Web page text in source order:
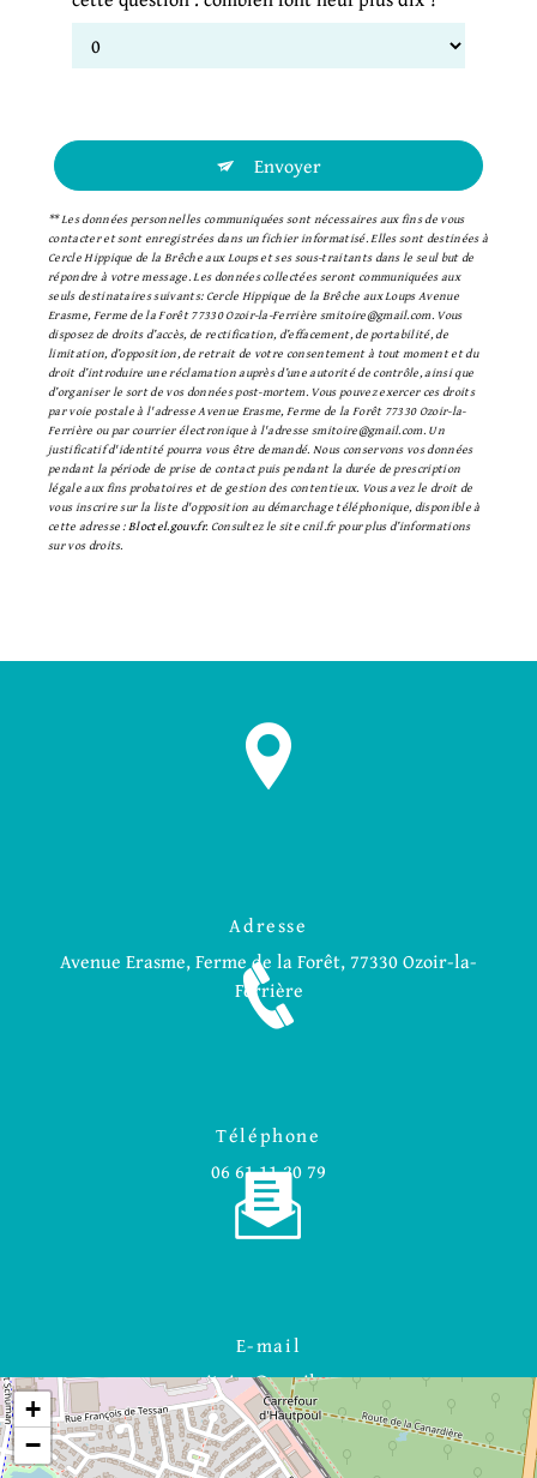
Envoyer
** Les données personnelles communiquées sont nécessaires aux fins de vous
contacter et sont enregistrées dans un fichier informatisé. Elles sont destinées à
Cercle Hippique de la Brêche aux Loups et ses sous-traitants dans le seul but de
répondre à votre message. Les données collectées seront communiquées aux
seuls destinataires suivants: Cercle Hippique de la Brêche aux Loups Avenue
Erasme, Ferme de la Forêt 77330 Ozoir-la-Ferrière smitoire@gmail.com. Vous
disposez de droits d’accès, de rectification, d’effacement, de portabilité, de
limitation, d’opposition, de retrait de votre consentement à tout moment et du
droit d’introduire une réclamation auprès d’une autorité de contrôle, ainsi que
d’organiser le sort de vos données post-mortem. Vous pouvez exercer ces droits
par voie postale à l'adresse Avenue Erasme, Ferme de la Forêt 77330 Ozoir-la-
Ferrière ou par courrier électronique à l'adresse smitoire@gmail.com. Un
justificatif d'identité pourra vous être demandé. Nous conservons vos données
pendant la période de prise de contact puis pendant la durée de prescription
légale aux fins probatoires et de gestion des contentieux. Vous avez le droit de
vous inscrire sur la liste d'opposition au démarchage téléphonique, disponible à
cette adresse :Bloctel.gouv.fr. Consultez le site cnil.fr pour plus d’informations
sur vos droits.
Adresse
Avenue Erasme, Ferme de la Forêt, 77330 Ozoir-la-
Ferrière
Téléphone
06 61 11 20 79
E-mail
smitoire@gmail.com
+
−